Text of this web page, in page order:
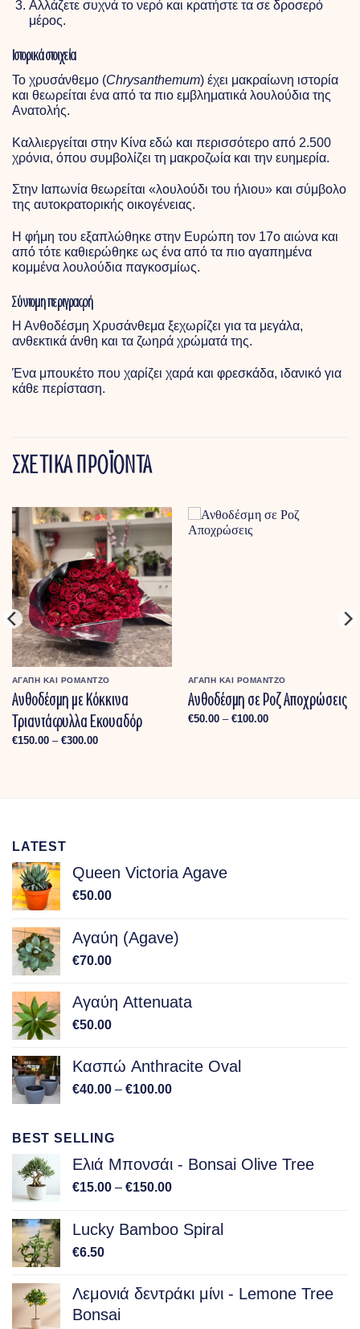
Αλλάζετε συχνά το νερό και κρατήστε τα σε δροσερό
μέρος.
Ιστορικά στοιχεία
Το χρυσάνθεμο (Chrysanthemum) έχει μακραίωνη ιστορία
και θεωρείται ένα από τα πιο εμβληματικά λουλούδια της
Ανατολής.
Καλλιεργείται στην Κίνα εδώ και περισσότερο από 2.500
χρόνια, όπου συμβολίζει τη μακροζωία και την ευημερία.
Στην Ιαπωνία θεωρείται «λουλούδι του ήλιου» και σύμβολο
της αυτοκρατορικής οικογένειας.
Η φήμη του εξαπλώθηκε στην Ευρώπη τον 17ο αιώνα και
από τότε καθιερώθηκε ως ένα από τα πιο αγαπημένα
κομμένα λουλούδια παγκοσμίως.
Σύντομη περιγραφή
Η Ανθοδέσμη Χρυσάνθεμα ξεχωρίζει για τα μεγάλα,
ανθεκτικά άνθη και τα ζωηρά χρώματά της.
Ένα μπουκέτο που χαρίζει χαρά και φρεσκάδα, ιδανικό για
κάθε περίσταση.
ΣΧΕΤΙΚΑ ΠΡΟΪΟΝΤΑ
ΑΓΑΠΗ ΚΑΙ ΡΟΜΑΝΤΖΟ
Ανθοδέσμη με Κόκκινα
Τριαντάφυλλα Εκουαδόρ
€150.00 – €300.00Price
ΑΓΑΠΗ ΚΑΙ ΡΟΜΑΝΤΖΟ
Ανθοδέσμη σε Ροζ Αποχρώσεις
€50.00 – €100.00Price
LATEST
Queen Victoria Agave
€50.00
Αγαύη (Agave)
€70.00
Αγαύη Attenuata
€50.00
Κασπώ Anthracite Oval
€40.00 – €100.00Price
€100.00
BEST SELLING
Ελιά Μπονσάι - Bonsai Olive Tree
€15.00 – €150.00Price
€15.00
through
Lucky Bamboo Spiral
€6.50
Λεμονιά δεντράκι μίνι - Lemone Tree
Bonsai